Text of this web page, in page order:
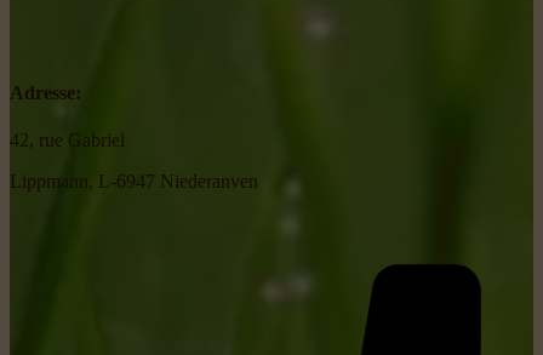
Adresse:
42, rue Gabriel
Lippmann, L-6947 Niederanven